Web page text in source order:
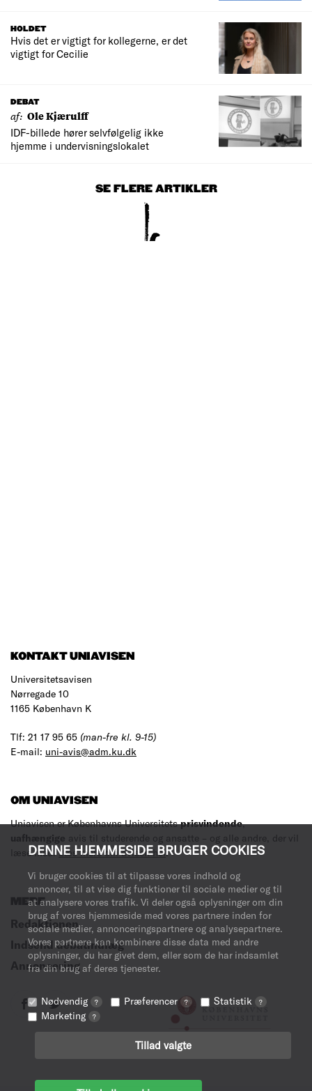
DENNE HJEMMESIDE BRUGER COOKIES
Vi bruger cookies til at tilpasse vores indhold og
annoncer, til at vise dig funktioner til sociale medier og til
at analysere vores trafik. Vi deler også oplysninger om din
brug af vores hjemmeside med vores partnere inden for
sociale medier, annonceringspartnere og analysepartnere.
Vores partnere kan kombinere disse data med andre
oplysninger, du har givet dem, eller som de har indsamlet
fra din brug af deres tjenester.
Nødvendig ? Præferencer ? Statistik ?
Marketing ?
Tillad valgte
HOLDET
Hvis det er vigtigt for kollegerne, er det
vigtigt for Cecilie
DEBAT
af: Ole Kjærulff
IDF-billede hører selvfølgelig ikke
hjemme i undervisningslokalet
SE FLERE ARTIKLER
KONTAKT UNIAVISEN
Universitetsavisen
Nørregade 10
1165 København K
Tlf: 21 17 95 65 (man-fre kl. 9-15)
E-mail: uni-avis@adm.ku.dk
OM UNIAVISEN
Uniavisen er Københavns Universitetsprisvindende,
uafhængige avis til studerende og ansatte – og alle andre, der vil
læse med.Læs mere om avisen her.
MERE
Redaktionen
Indsend debatindlæg
Annoncering